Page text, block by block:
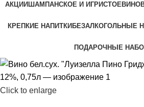
АКЦИИШАМПАНСКОЕ И ИГРИСТОЕВИНО
КРЕПКИЕ НАПИТКИБЕЗАЛКОГОЛЬНЫЕ
ПОДАРОЧНЫЕ
Click to enlarge